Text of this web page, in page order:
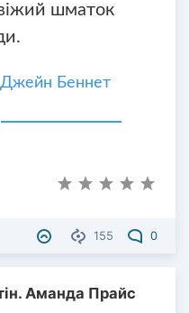
шматок
Джейн Беннет
155 0
Аманда Прайс